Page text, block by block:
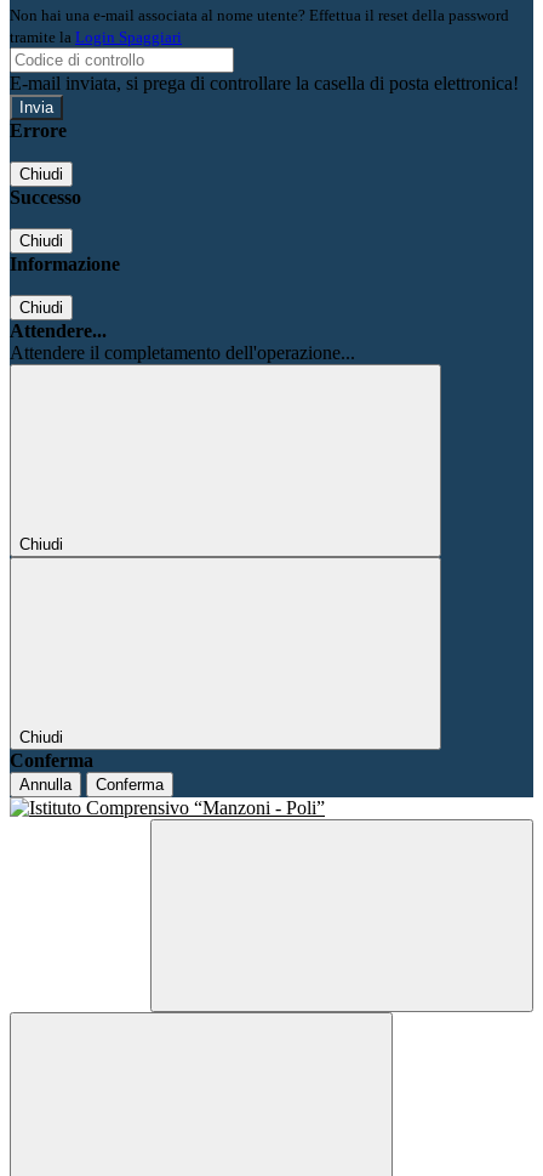
Non hai una e-mail associata al nome utente? Effettua il reset della password
tramite la Login Spaggiari
E-mail inviata, si prega di controllare la casella di posta elettronica!
Errore
Chiudi
Successo
Chiudi
Informazione
Chiudi
Attendere...
Attendere il completamento dell'operazione...
Chiudi
Chiudi
Conferma
Annulla Conferma